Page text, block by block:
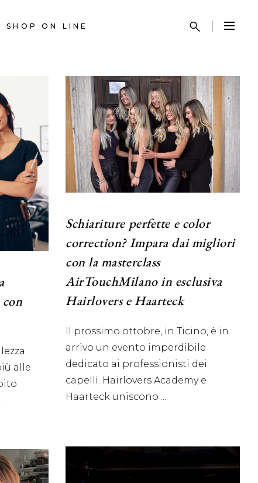
SHOP ON LINE
alle
Schiariture perfette e color
correction? Impara dai migliori
con la masterclass
AirTouchMilano in esclusiva
Hairlovers e Haarteck
Il prossimo ottobre, in Ticino, è in
arrivo un evento imperdibile
dedicato ai professionisti dei
capelli. Hairlovers Academy e
Haarteck uniscono